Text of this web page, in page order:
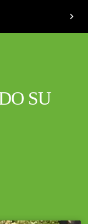
chevron_right
SU